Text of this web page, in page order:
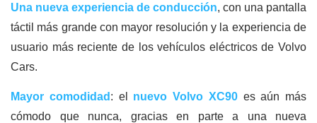
Una nueva experiencia de conducción, con una pantalla
táctil más grande con mayor resolución y la experiencia de
usuario más reciente de los vehículos eléctricos de Volvo
Cars.
Mayor comodidad : el nuevo Volvo XC90es aún más
cómodo que nunca, gracias en parte a una nueva